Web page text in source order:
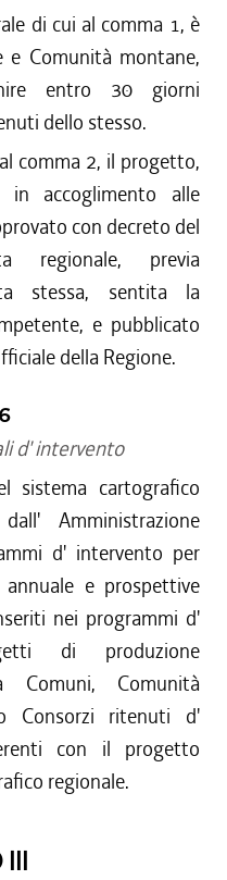
di cui al comma 1, è
e Comunità montane,
entro 30 giorni
dello stesso.
comma 2, il progetto,
in accoglimento alle
con decreto del
regionale, previa
stessa, sentita la
e pubblicato
della Regione.
d' intervento
sistema cartografico
Amministrazione
d' intervento per
e prospettive
nei programmi d'
di produzione
Comuni, Comunità
Consorzi ritenuti d'
con il progetto
regionale.
III